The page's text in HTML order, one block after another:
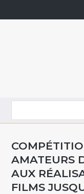
AMATEURS
AUX
FILMS